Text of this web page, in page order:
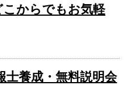
からでもお気軽
養成・無料説明会